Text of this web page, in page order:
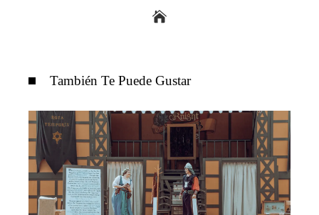
También Te Puede Gustar